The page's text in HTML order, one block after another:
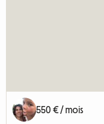
550 € / mois